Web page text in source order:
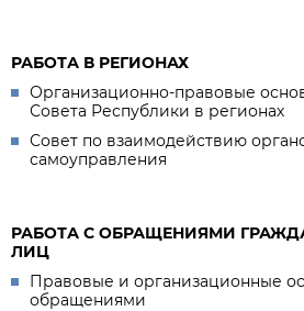
РАБОТА В РЕГИОНАХ
Организационно-правовые
Совета Республики в регионах
Совет по взаимодействию
самоуправления
РАБОТА С ОБРАЩЕНИЯМИ
ЛИЦ
Правовые и организационные
обращениями